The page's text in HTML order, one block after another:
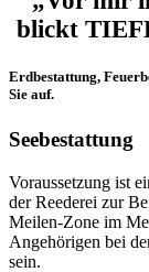
blickt
Erdbestattung,
Sie auf.
Seebestattung
Voraussetzung ist
der Reederei zur
Meilen-Zone im
Angehörigen bei
sein.